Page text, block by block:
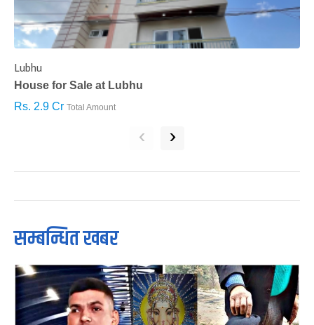
Lubhu
House for Sale at Lubhu
Rs. 2.9 Cr Total Amount
‹ ›
सम्बन्धित खबर